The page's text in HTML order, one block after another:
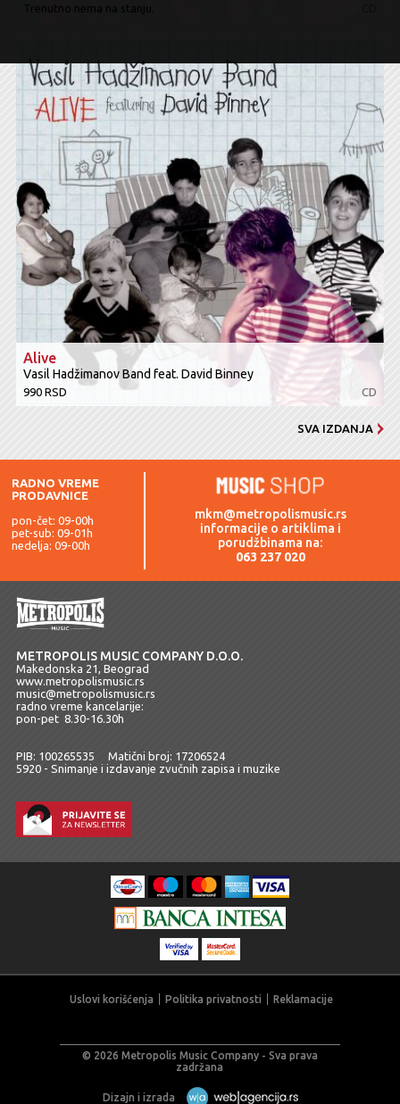
Trenutno nema na stanju.
Alive
Vasil Hadžimanov Band feat. David Binney
990 RSD CD
SVA IZDANJA
RADNO VREME
PRODAVNICE
pon-čet: 09-00h
pet-sub: 09-01h
nedelja: 09-00h
mkm@metropolismusic.rs
informacije o artiklima i
porudžbinama na:
063 237 020
METROPOLIS MUSIC COMPANY D.O.O.
Makedonska 21, Beograd
www.metropolismusic.rs
music@metropolismusic.rs
radno vreme kancelarije:
pon-pet 8.30-16.30h
PIB: 100265535 Matični broj: 17206524
5920 - Snimanje i izdavanje zvučnih zapisa i muzike
© 2026 Metropolis Music Company - Sva prava
zadržana
Uslovi korišćenja Politika privatnosti Reklamacije
Dizajn i izrada